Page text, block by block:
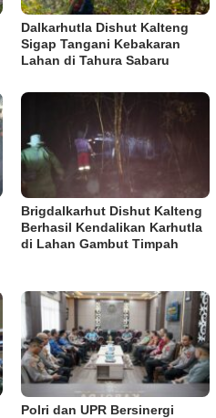
Dalkarhutla Dishut Kalteng
Sigap Tangani Kebakaran
Lahan di Tahura Sabaru
Brigdalkarhut Dishut Kalteng
Berhasil Kendalikan Karhutla
di Lahan Gambut Timpah
Polri dan UPR Bersinergi